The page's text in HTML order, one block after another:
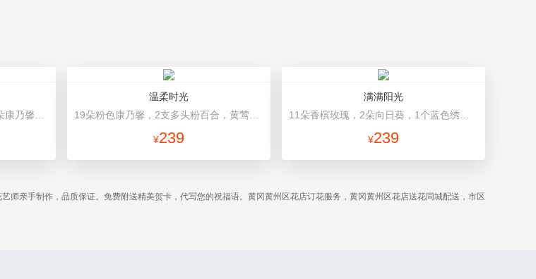
温柔时光
¥239
满满阳光
¥239
亲手制作，品质保证。免费附送精美贺卡，代写您的祝福语。黄冈黄州区花店订花服务，黄冈黄州区花店送花同城配送，市区